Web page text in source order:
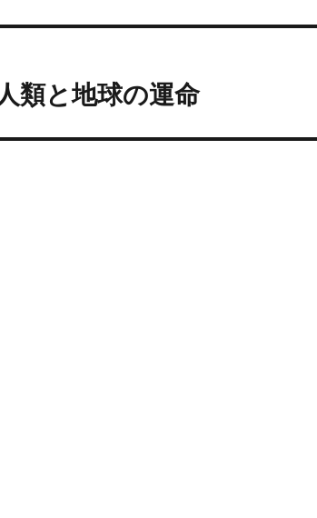
類と地球の運命